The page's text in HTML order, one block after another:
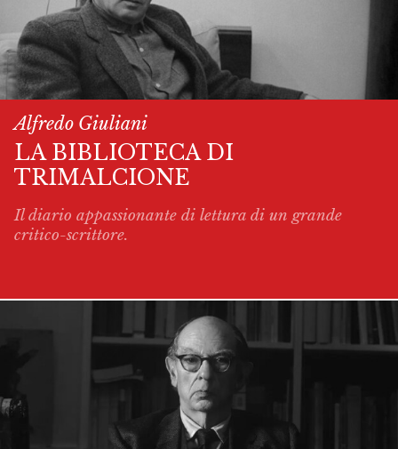
Alfredo Giuliani
LA BIBLIOTECA DI
TRIMALCIONE
Il diario appassionante di lettura di un grande
critico-scrittore.